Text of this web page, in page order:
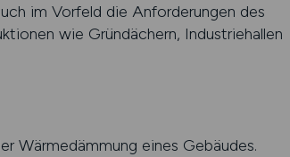
im Vorfeld die Anforderungen des
wie Gründächern, Industriehallen
Wärmedämmung eines Gebäudes.